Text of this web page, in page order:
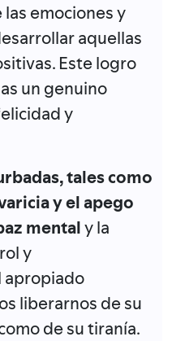
emociones y
aquellas
Este logro
un genuino
y
tales como
y el apego
mentaly la
y
apropiado
liberarnos de su
de su tiranía.